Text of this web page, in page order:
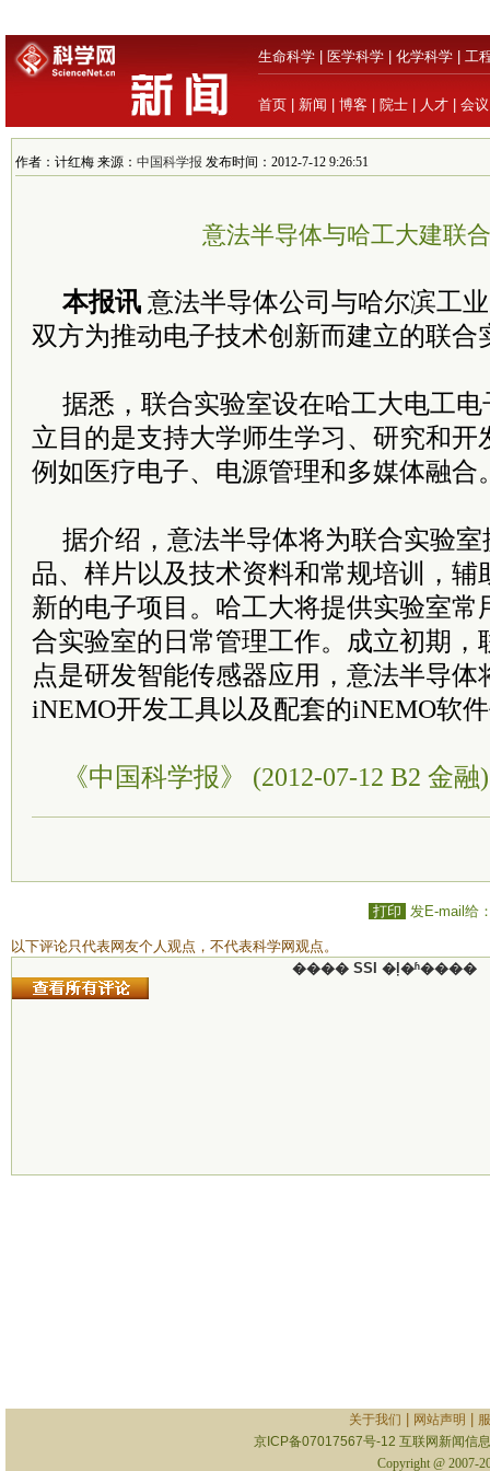
生命科学 医学科学 化学科学 工
首页 新闻 博客 院士 人才 会议
作者：计红梅 来源： 中国科学报 发布时间：2012-7-12 9:26:51
意法半导体与哈工大建联
本报讯 意法半导体公司与哈尔滨工
双方为推动电子技术创新而建立的联合
据悉，联合实验室设在哈工大电工
立目的是支持大学师生学习、研究和开
例如医疗电子、电源管理和多媒体融合
据介绍，意法半导体将为联合实验
品、样片以及技术资料和常规培训，辅
新的电子项目。哈工大将提供实验室常
合实验室的日常管理工作。成立初期，
点是研发智能传感器应用，意法半导体
iNEMO开发工具以及配套的iNEMO软
《中国科学报》 (2012-07-12 B2 金融)
打印 发E-mail给
以下评论只代表网友个人观点，不代表科学网观点。
���� SSI �ļ�ʱ����
关于我们 网站声明
京ICP备07017567号-12 互联网新闻信
Copyright @ 2007-